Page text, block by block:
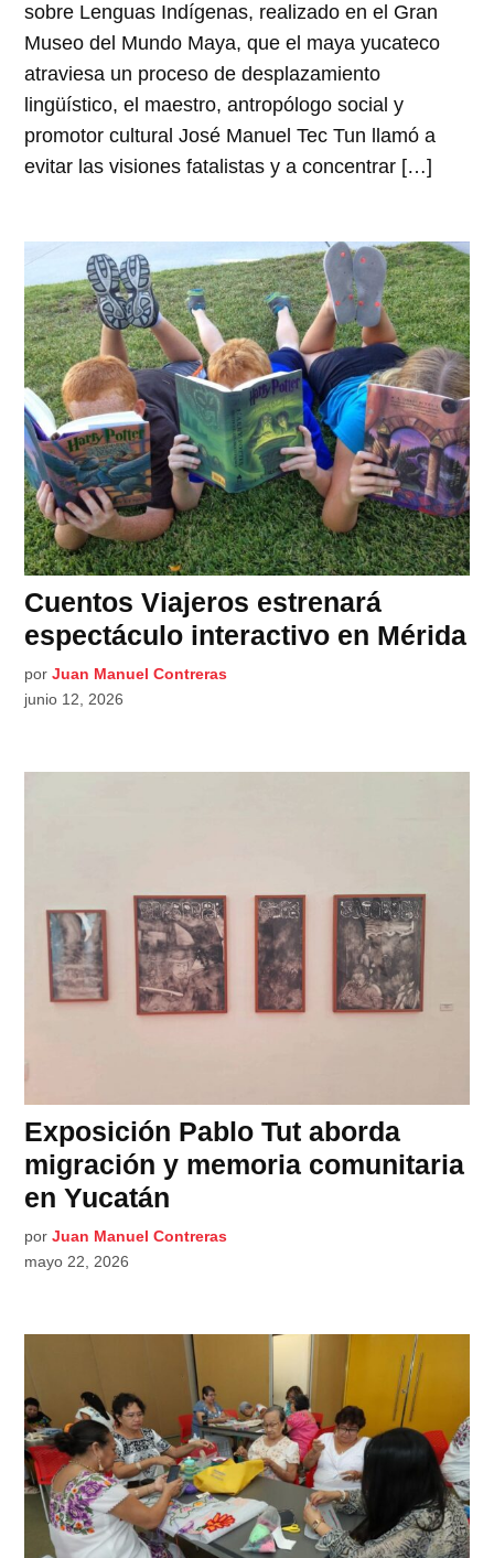
sobre Lenguas Indígenas, realizado en el Gran
Museo del Mundo Maya, que el maya yucateco
atraviesa un proceso de desplazamiento
lingüístico, el maestro, antropólogo social y
promotor cultural José Manuel Tec Tun llamó a
evitar las visiones fatalistas y a concentrar […]
Cuentos Viajeros estrenará
espectáculo interactivo en Mérida
por Juan Manuel Contreras
junio 12, 2026
Exposición Pablo Tut aborda
migración y memoria comunitaria
en Yucatán
por Juan Manuel Contreras
mayo 22, 2026